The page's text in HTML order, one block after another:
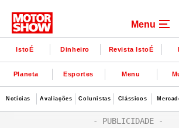
Menu
IstoÉ Dinheiro Revista IstoÉ
Planeta Esportes Menu
Notícias Avaliações Colunistas Clássicos